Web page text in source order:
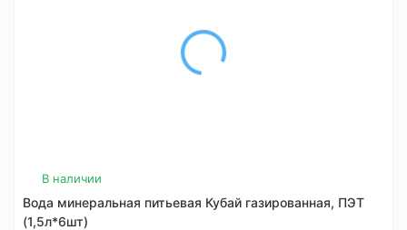
В наличии
Вода минеральная питьевая Кубай газированная, ПЭТ
(1,5л*6шт)